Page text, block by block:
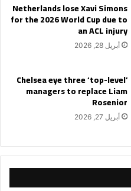
Netherlands lose Xavi Simons
for the 2026 World Cup due to
an ACL injury
أبريل 28, 2026
Chelsea eye three ‘top-level’
managers to replace Liam
Rosenior
أبريل 27, 2026